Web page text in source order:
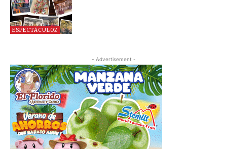
ESPECTÁCULOZ
- Advertisement -